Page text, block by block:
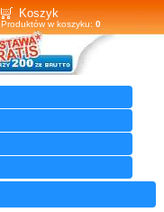
Koszyk
Produktów w koszyku: 0